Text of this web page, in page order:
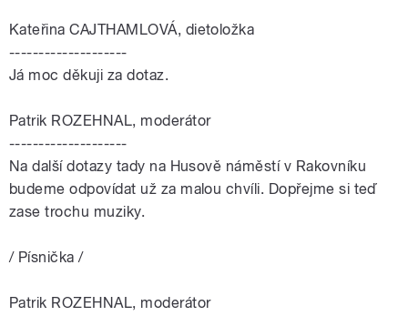
Kateřina CAJTHAMLOVÁ, dietoložka
--------------------
Já moc děkuji za dotaz.
Patrik ROZEHNAL, moderátor
--------------------
Na další dotazy tady na Husově náměstí v Rakovníku
budeme odpovídat už za malou chvíli. Dopřejme si teď
zase trochu muziky.
/ Písnička /
Patrik ROZEHNAL, moderátor